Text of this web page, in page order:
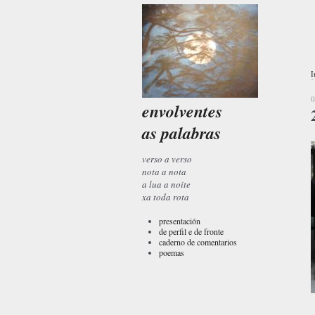
envolventes
as palabras
verso a verso
nota a nota
a lua a noite
xa toda rota
presentación
de perfil e de fronte
caderno de comentarios
poemas